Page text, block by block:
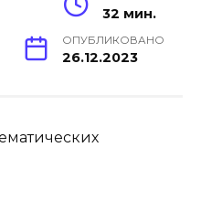
32 мин.
ОПУБЛИКОВАНО
26.12.2023